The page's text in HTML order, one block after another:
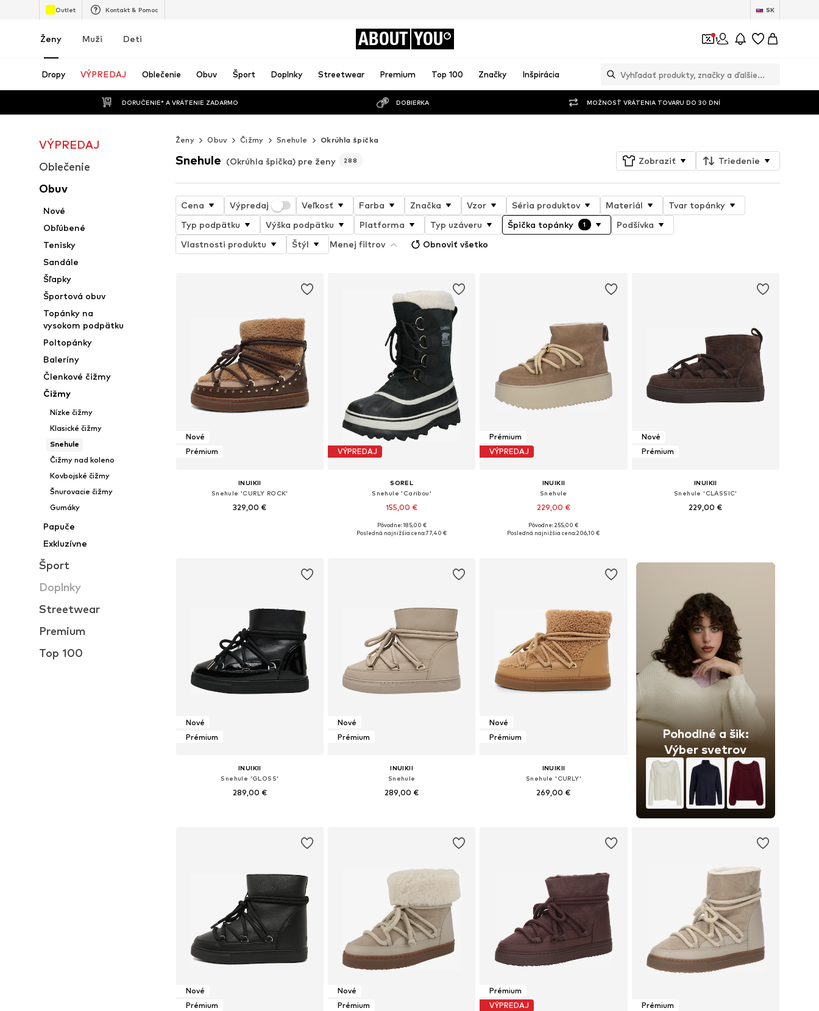
Outlet Kontakt & Pomoc SK
Ženy Muži Deti ABOUT YOU 1
Dropy VÝPREDAJ Oblečenie Obuv Šport Doplnky Streetwear Premium Top 100 Značky Inšpirácia
DORUČENIE* A VRÁTENIE ZADARMO DOBIERKA MOŽNOSŤ VRÁTENIA TOVARU DO 30 DNÍ
VÝPREDAJ
Oblečenie
Obuv
Nové
Obľúbené
Tenisky
Sandále
Šľapky
Športová obuv
Topánky na
vysokom podpätku
Poltopánky
Baleríny
Členkové čižmy
Čižmy
Nízke čižmy
Klasické čižmy
Snehule
Čižmy nad koleno
Kovbojské čižmy
Šnurovacie čižmy
Gumáky
Papuče
Exkluzívne
Šport
Doplnky
Streetwear
Premium
Top 100
Ženy Obuv Čižmy Snehule Okrúhla špička
Snehule (Okrúhla špička) pre ženy 288 Zobraziť Triedenie
Cena Výpredaj Veľkosť Farba Značka Vzor Séria produktov Materiál
Tvar topánky
Typ podpätku
Výška podpätku Platforma Typ uzáveru Špička topánky 1
Podšívka
Vlastnosti produktu
Štýl Menej filtrov Obnoviť všetko
Nové
Prémium
INUIKII
Snehule 'CURLY ROCK'
329,00 €
VÝPREDAJ
SOREL
Snehule 'Caribou'
155,00 €
Dostupné v mnohých veľkostiach
Pôvodne: 185,00 €
Posledná najnižšia cena:77,40 €
Prémium
VÝPREDAJ
INUIKII
Snehule
229,00 €
Dostupné v mnohých veľkostiach
Pôvodne: 255,00 €
Posledná najnižšia cena:206,10 €
Nové
Prémium
INUIKII
Snehule 'CLASSIC'
229,00 €
Nové
Prémium
INUIKII
Snehule 'GLOSS'
289,00 €
Nové
Prémium
INUIKII
Snehule
289,00 €
Nové
Prémium
INUIKII
Snehule 'CURLY'
269,00 €
Pohodlné a šik:
Výber svetrov
Nové
Prémium
Nové
Prémium
Prémium
VÝPREDAJ
Prémium